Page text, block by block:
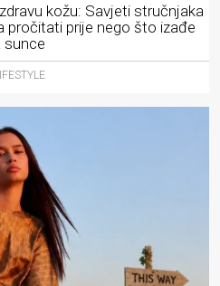
kožu: Savjeti stručnjaka
pročitati prije nego što izađe
sunce